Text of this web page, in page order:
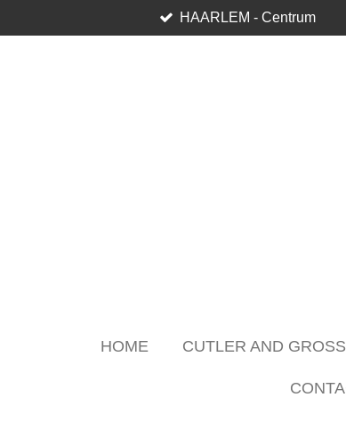
to
HAARLEM - Centrum
HOME CUTLER AND GROSS